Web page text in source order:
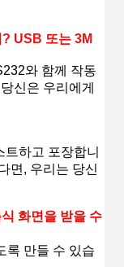
USB 또는 3M
와 함께 작동
신은 우리에게
하고 포장합니
면, 우리는 당신
화면을 받을 수
록 만들 수 있습